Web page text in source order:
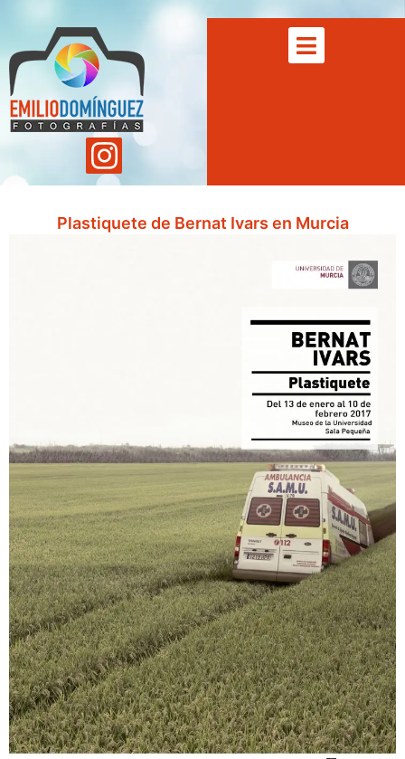
Plastiquete de Bernat Ivars en Murcia